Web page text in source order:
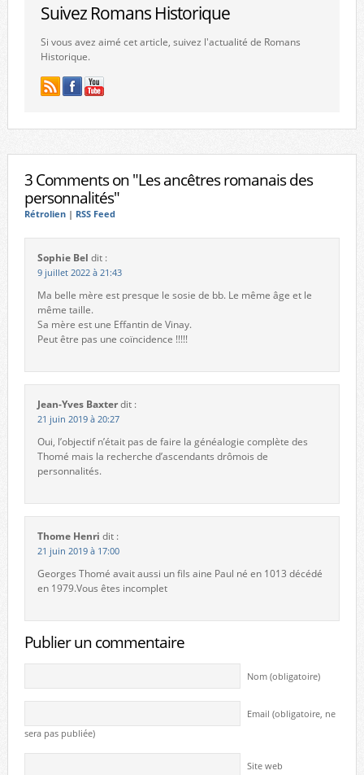
Suivez Romans Historique
Si vous avez aimé cet article, suivez l'actualité de Romans
Historique.
3 Comments on "Les ancêtres romanais des
personnalités"
Rétrolien| RSS Feed
Sophie Bel dit :
9 juillet 2022 à 21:43
Ma belle mère est presque le sosie de bb. Le même âge et le
même taille.
Sa mère est une Effantin de Vinay.
Peut être pas une coïncidence !!!!!
Jean-Yves Baxterdit :
21 juin 2019 à 20:27
Oui, l’objectif n’était pas de faire la généalogie complète des
Thomé mais la recherche d’ascendants drômois de
personnalités.
Thome Henri dit :
21 juin 2019 à 17:00
Georges Thomé avait aussi un fils aine Paul né en 1013 décédé
en 1979.Vous êtes incomplet
Publier un commentaire
Nom (obligatoire)
Email (obligatoire, ne
sera pas publiée)
Site web